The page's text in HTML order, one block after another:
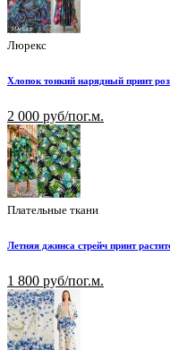
Люрекс
Хлопок тонкий нарядный принт
2 000 руб/пог.м.
Плательные ткани
Летняя джинса стрейч принт
1 800 руб/пог.м.